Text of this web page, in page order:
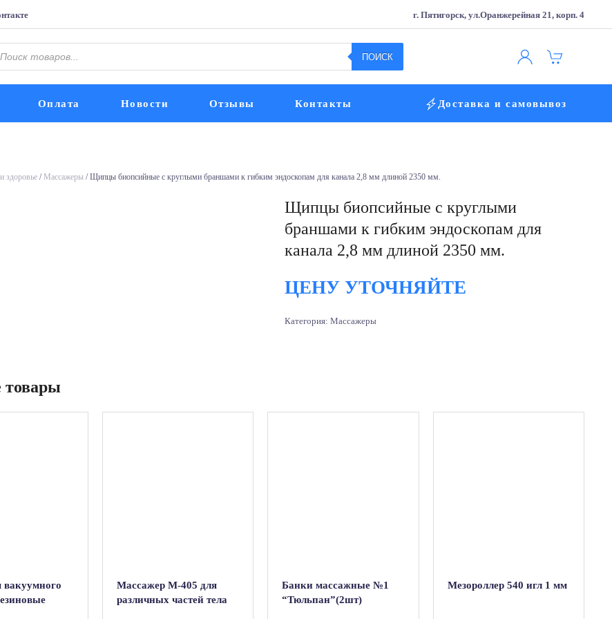
г. Пятигорск, ул.Оранжерейная 21, корп. 4
ПОИСК
Оплата Новости Отзывы Контакты Доставка и самовывоз
здоровье / Массажеры / Щипцы биопсийные с круглыми браншами к гибким эндоскопам для канала 2,8 мм длиной 2350 мм.
Щипцы биопсийные с круглыми
браншами к гибким эндоскопам для
канала 2,8 мм длиной 2350 мм.
ЦЕНУ УТОЧНЯЙТЕ
Категория: Массажеры
товары
вакуумного
Массажер М-405 для
различных частей тела
Банки массажные №1
“Тюльпан”(2шт)
Мезороллер 540 игл 1 мм